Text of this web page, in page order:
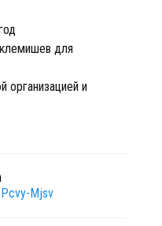
для
организацией и
Mjsv